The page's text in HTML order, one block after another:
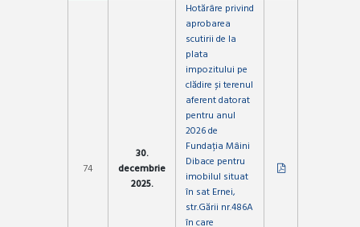
74
30.
decembrie
2025.
Hotărâre privind
aprobarea
scutirii de la
plata
impozitului pe
clădire și terenul
aferent datorat
pentru anul
2026 de
Fundația Mâini
Dibace pentru
imobilul situat
în sat Ernei,
str.Gării nr.486A
în care